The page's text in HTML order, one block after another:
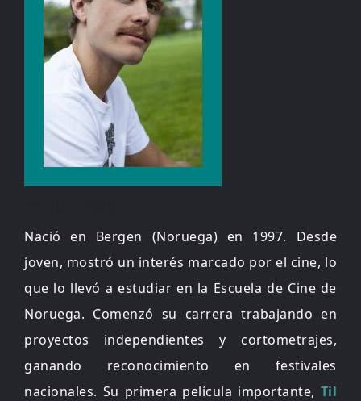
Nació en Bergen (Noruega) en 1997. Desde
joven, mostró un interés marcado por el cine, lo
que lo llevó a estudiar en la Escuela de Cine de
Noruega. Comenzó su carrera trabajando en
proyectos independientes y cortometrajes,
ganando reconocimiento en festivales
nacionales. Su primera película importante, Til